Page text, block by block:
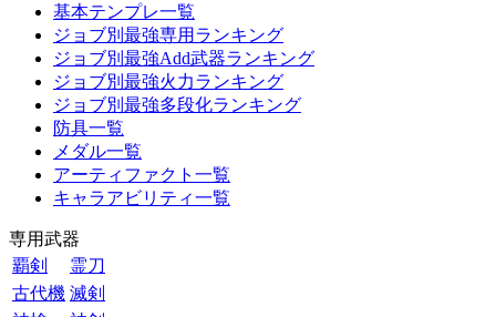
基本テンプレ一覧
ジョブ別最強専用ランキング
ジョブ別最強Add武器ランキング
ジョブ別最強火力ランキング
ジョブ別最強多段化ランキング
防具一覧
メダル一覧
アーティファクト一覧
キャラアビリティ一覧
専用武器
覇剣
霊刀
古代機 滅剣